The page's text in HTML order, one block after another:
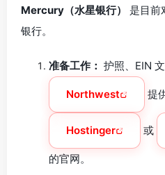
Mercury（水星银行）
是目前
银行。
准备工作： 护照、EIN
Northwest 提
Hostinger 或
的官网。